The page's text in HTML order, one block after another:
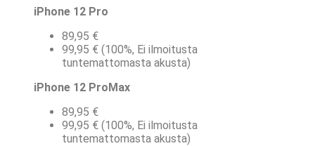
iPhone 12 Pro
89,95 €
99,95 € (100%, Ei ilmoitusta
tuntemattomasta akusta)
iPhone 12 ProMax
89,95 €
99,95 € (100%, Ei ilmoitusta
tuntemattomasta akusta)